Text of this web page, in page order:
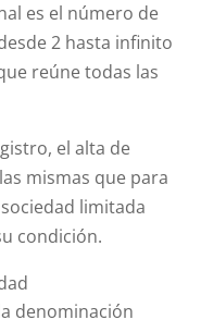
es el número de
2 hasta infinito
reúne todas las
el alta de
mismas que para
limitada
condición.
denominación